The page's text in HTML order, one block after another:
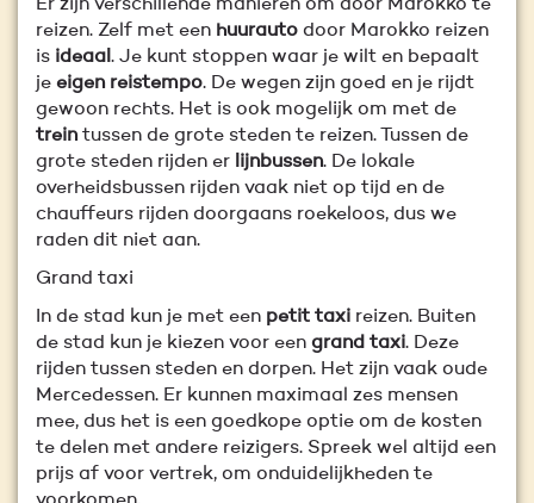
Er zijn verschillende manieren om door Marokko te
reizen. Zelf met een huurauto door Marokko reizen
is ideaal . Je kunt stoppen waar je wilt en bepaalt
je eigen reistempo. De wegen zijn goed en je rijdt
gewoon rechts. Het is ook mogelijk om met de
treintussen de grote steden te reizen. Tussen de
grote steden rijden er lijnbussen. De lokale
overheidsbussen rijden vaak niet op tijd en de
chauffeurs rijden doorgaans roekeloos, dus we
raden dit niet aan.
Grand taxi
In de stad kun je met een petit taxi reizen. Buiten
de stad kun je kiezen voor een grand taxi. Deze
rijden tussen steden en dorpen. Het zijn vaak oude
Mercedessen. Er kunnen maximaal zes mensen
mee, dus het is een goedkope optie om de kosten
te delen met andere reizigers. Spreek wel altijd een
prijs af voor vertrek, om onduidelijkheden te